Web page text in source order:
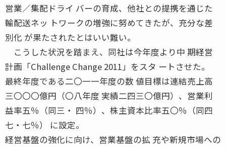
営業／集配ドライ バーの育成、他社との提携を通じた
輸配送ネッ トワークの増強に努めてきたが、充分な差
別化 が果たされたとはいい難い。
こうした状況を踏まえ、同社は今年度より中 期経営
計画「Challenge Change 2011」をスタ ートさせた。
最終年度である二〇一一年度の数 値目標は連結売上高
三〇〇〇億円（〇八年度 実績二四三〇億円）、営業利
益率五％（同三・ 四％）、株主資本比率五〇％（同四
七・七％） に設定。
経営基盤の強化に向け、営業基盤の拡 充や新規市場への